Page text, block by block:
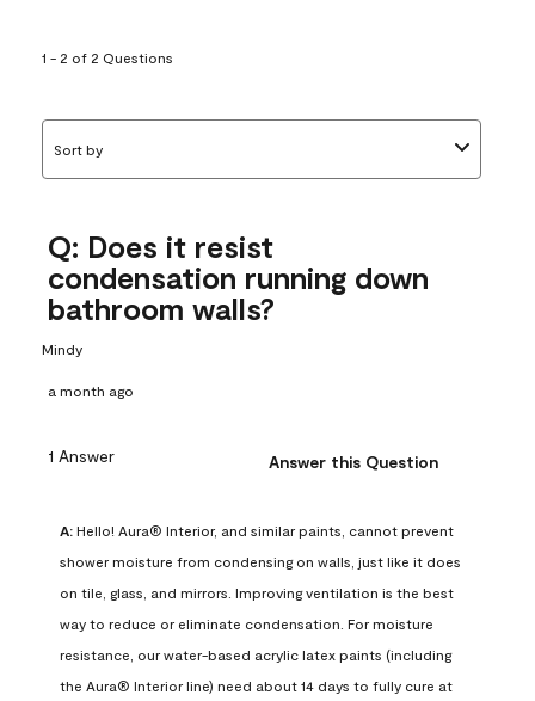
1 - 2 of 2 Questions
Sort by
Q: Does it resist
condensation running down
bathroom walls?
Mindy
a month ago
1 Answer Answer this Question
A: Hello! Aura® Interior, and similar paints, cannot prevent
shower moisture from condensing on walls, just like it does
on tile, glass, and mirrors. Improving ventilation is the best
way to reduce or eliminate condensation. For moisture
resistance, our water-based acrylic latex paints (including
the Aura® Interior line) need about 14 days to fully cure at